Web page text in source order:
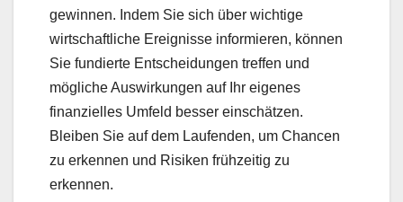
gewinnen. Indem Sie sich über wichtige
wirtschaftliche Ereignisse informieren, können
Sie fundierte Entscheidungen treffen und
mögliche Auswirkungen auf Ihr eigenes
finanzielles Umfeld besser einschätzen.
Bleiben Sie auf dem Laufenden, um Chancen
zu erkennen und Risiken frühzeitig zu
erkennen.